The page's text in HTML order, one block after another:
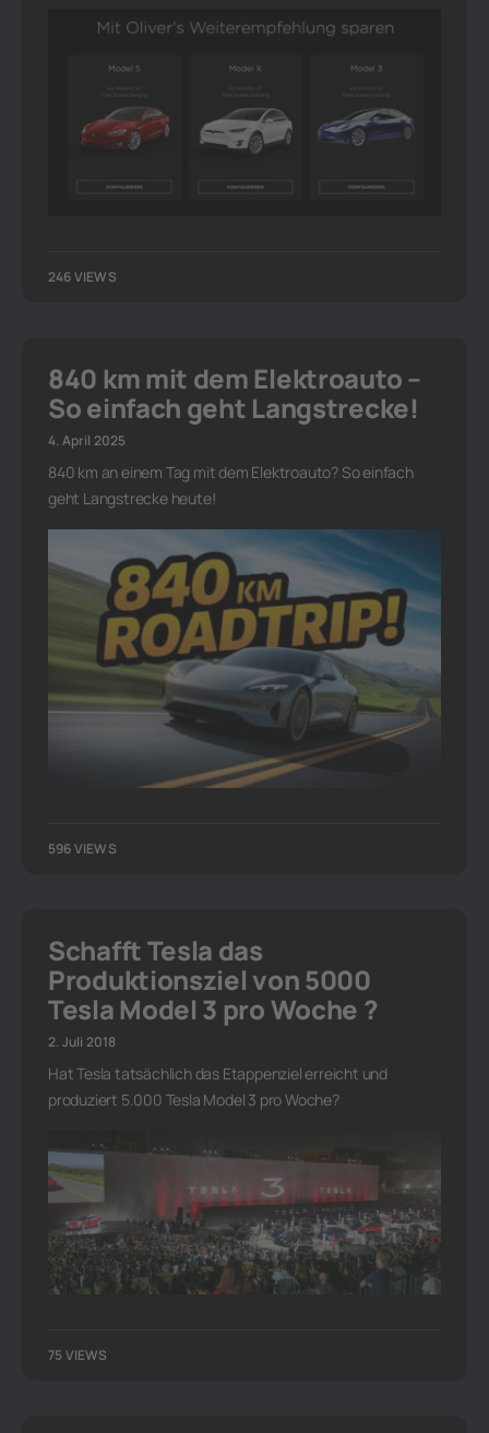
246 VIEWS
840 km mit dem Elektroauto –
So einfach geht Langstrecke!
4. April 2025
840 km an einem Tag mit dem Elektroauto? So einfach
geht Langstrecke heute!
596 VIEWS
Schafft Tesla das
Produktionsziel von 5000
Tesla Model 3 pro Woche ?
2. Juli 2018
Hat Tesla tatsächlich das Etappenziel erreicht und
produziert 5.000 Tesla Model 3 pro Woche?
75 VIEWS